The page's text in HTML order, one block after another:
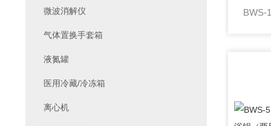
微波消解仪
气体置换手套箱
液氮罐
医用冷藏/冷冻箱
离心机